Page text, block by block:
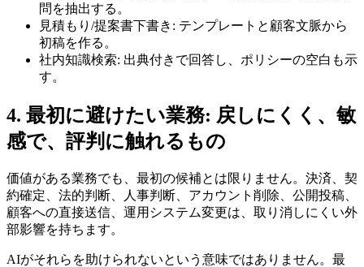
問を抽出する。
見積もり/提案書下書き: テンプレートと顧客文脈から
初稿を作る。
社内知識検索: 出典付きで回答し、ポリシーの空白も示
す。
4. 最初に避けたい業務: 戻しにくく、敏
感で、評判に触れるもの
価値がある業務でも、最初の候補とは限りません。決済、契
約確定、法的判断、人事判断、アカウント削除、公開投稿、
顧客への直接送信、運用システム変更は、取り消しにくい外
部影響を持ちます。
AIがそれらを助けられないという意味ではありません。最